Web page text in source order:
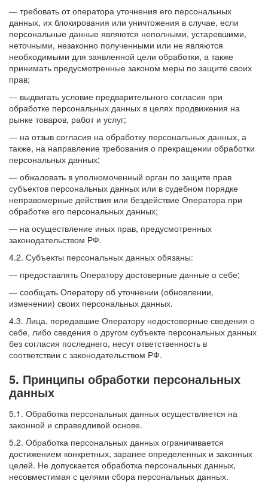
— требовать от оператора уточнения его персональных
данных, их блокирования или уничтожения в случае, если
персональные данные являются неполными, устаревшими,
неточными, незаконно полученными или не являются
необходимыми для заявленной цели обработки, а также
принимать предусмотренные законом меры по защите своих
прав;
— выдвигать условие предварительного согласия при
обработке персональных данных в целях продвижения на
рынке товаров, работ и услуг;
— на отзыв согласия на обработку персональных данных, а
также, на направление требования о прекращении обработки
персональных данных;
— обжаловать в уполномоченный орган по защите прав
субъектов персональных данных или в судебном порядке
неправомерные действия или бездействие Оператора при
обработке его персональных данных;
— на осуществление иных прав, предусмотренных
законодательством РФ.
4.2. Субъекты персональных данных обязаны:
— предоставлять Оператору достоверные данные о себе;
— сообщать Оператору об уточнении (обновлении,
изменении) своих персональных данных.
4.3. Лица, передавшие Оператору недостоверные сведения о
себе, либо сведения о другом субъекте персональных данных
без согласия последнего, несут ответственность в
соответствии с законодательством РФ.
5. Принципы обработки персональных
данных
5.1. Обработка персональных данных осуществляется на
законной и справедливой основе.
5.2. Обработка персональных данных ограничивается
достижением конкретных, заранее определенных и законных
целей. Не допускается обработка персональных данных,
несовместимая с целями сбора персональных данных.